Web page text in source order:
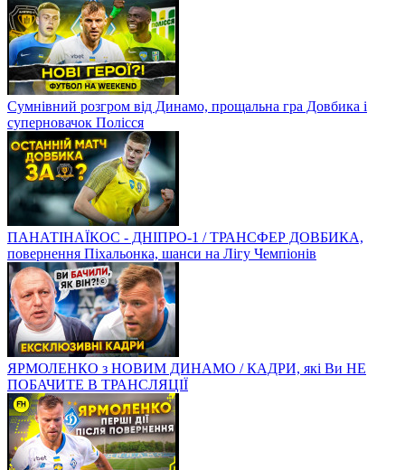
Сумнівний розгром від Динамо, прощальна гра Довбика і
суперновачок Полісся
ПАНАТІНАЇКОС - ДНІПРО-1 / ТРАНСФЕР ДОВБИКА,
повернення Піхальонка, шанси на Лігу Чемпіонів
ЯРМОЛЕНКО з НОВИМ ДИНАМО / КАДРИ, які Ви НЕ
ПОБАЧИТЕ В ТРАНСЛЯЦІЇ